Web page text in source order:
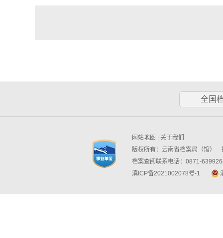
全国
网站地图 | 关于我们
版权所有：云南省档案局（馆）
档案查阅联系电话：0871-
滇ICP备2021002078号-1